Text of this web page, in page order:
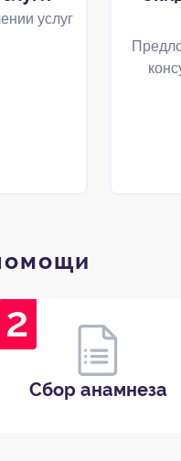
услуг
Сбор анамнеза